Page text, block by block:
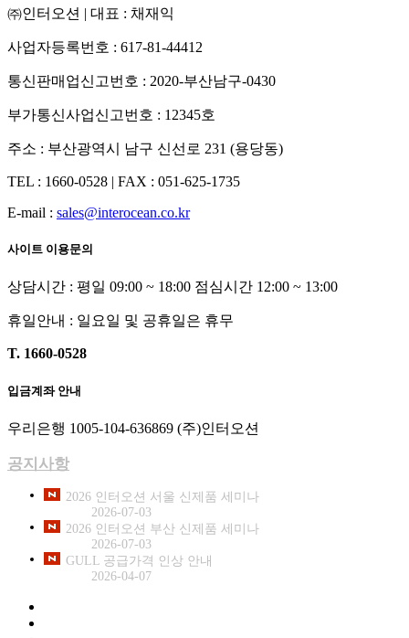
㈜인터오션 | 대표 : 채재익
사업자등록번호 : 617-81-44412
통신판매업신고번호 : 2020-부산남구-0430
부가통신사업신고번호 : 12345호
주소 : 부산광역시 남구 신선로 231 (용당동)
TEL : 1660-0528 | FAX : 051-625-1735
E-mail : sales@interocean.co.kr
사이트 이용문의
상담시간 : 평일 09:00 ~ 18:00 점심시간 12:00 ~ 13:00
휴일안내 : 일요일 및 공휴일은 휴무
T. 1660-0528
입금계좌 안내
우리은행 1005-104-636869 (주)인터오션
공지사항
2026 인터오션 서울 신제품 세미나
2026-07-03
2026 인터오션 부산 신제품 세미나
2026-07-03
GULL 공급가격 인상 안내
2026-04-07